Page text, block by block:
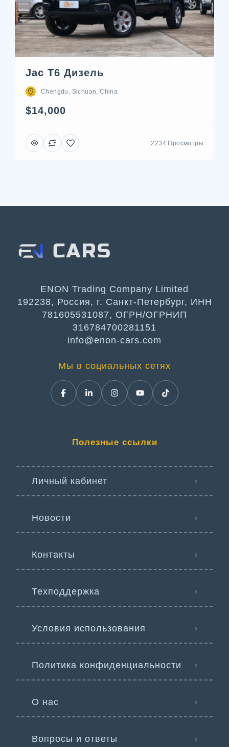
Jac T6 Дизель
Chengdu, Sichuan, China
$14,000
2234 Просмотры
ENON Trading Company Limited
192238, Россия, г. Санкт-Петербург, ИНН
781605531087, ОГРН/ОГРНИП
316784700281151
info@enon-cars.com
Мы в социальных сетях
Полезные ссылки
Личный кабинет
Новости
Контакты
Техподдержка
Условия использования
Политика конфиденциальности
О нас
Вопросы и ответы